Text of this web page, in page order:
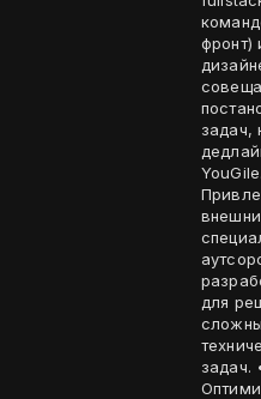
фронт)
задач,
для
задач.